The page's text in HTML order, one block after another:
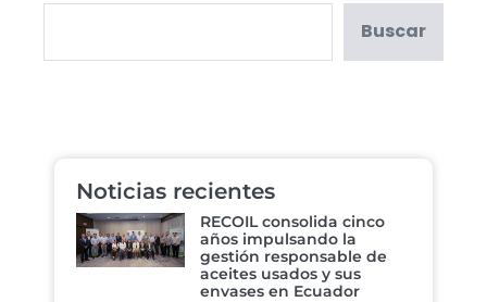
Buscar
Noticias recientes
RECOIL consolida cinco
años impulsando la
gestión responsable de
aceites usados y sus
envases en Ecuador